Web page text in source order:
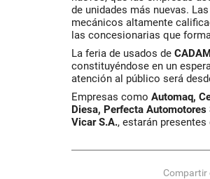
de unidades más nuevas.
mecánicos altamente
las concesionarias que
La feria de usados de
constituyéndose en un
atención al público será
Empresas como Automaq,
Diesa, Perfecta Automotores
Vicar S.A., estarán presentes
Compartir